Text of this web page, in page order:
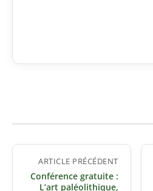
Navigation
l’article
ARTICLE PRÉCÉDENT
Conférence gratuite :
L’art paléolithique,